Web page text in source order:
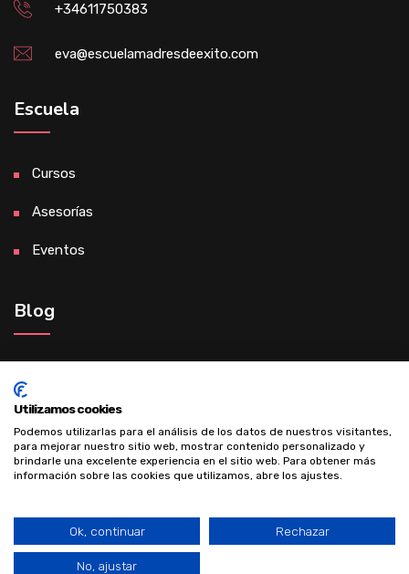
+34611750383
eva@escuelamadresdeexito.com
Escuela
Cursos
Asesorías
Eventos
Blog
personal
Política de privacidad-Política de cookies
¿Cómo puedo ayudarte?
Utilizamos cookies
Podemos utilizarlas para el análisis de los datos de nuestros visitantes,
para mejorar nuestro sitio web, mostrar contenido personalizado y
brindarle una excelente experiencia en el sitio web. Para obtener más
información sobre las cookies que utilizamos, abre los ajustes.
Ok, continuar Rechazar
No, ajustar